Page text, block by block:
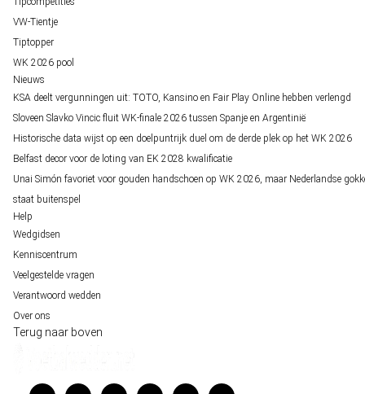
VW-Tientje
Tiptopper
WK 2026 pool
Nieuws
KSA deelt vergunningen uit: TOTO, Kansino en Fair Play Online hebben verlengd
Sloveen Slavko Vincic fluit WK-finale 2026 tussen Spanje en Argentinië
Historische data wijst op een doelpuntrijk duel om de derde plek op het WK 2026
Belfast decor voor de loting van EK 2028 kwalificatie
Unai Simón favoriet voor gouden handschoen op WK 2026, maar Nederlandse
staat buitenspel
Help
Wedgidsen
Kenniscentrum
Veelgestelde vragen
Verantwoord wedden
Over ons
Terug naar boven